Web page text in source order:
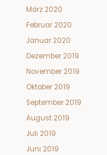
März 2020
Februar 2020
Januar 2020
Dezember 2019
November 2019
Oktober 2019
September 2019
August 2019
Juli 2019
Juni 2019